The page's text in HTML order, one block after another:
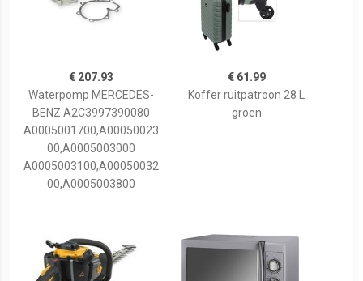
€ 207.93
Waterpomp MERCEDES-
BENZ A2C3997390080
A0005001700,A00050023
00,A0005003000
A0005003100,A00050032
00,A0005003800
€ 61.99
Koffer ruitpatroon 28 L
groen